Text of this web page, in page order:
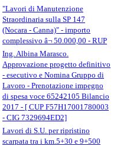
"Lavori di Manutenzione
Straordinaria sulla SP 147
(Nocara - Canna)" - importo
complessivo â¬ 50.000,00 - RUP
Ing. Albina Marasco.
Approvazione progetto definitivo
- esecutivo e Nomina Gruppo di
Lavoro - Prenotazione impegno
di spesa voce 65242105 Bilancio
2017 - [ CUP F57H17001780003
- CIG 7329694ED2]
Lavori di S.U. per ripristino
scarpata tra i km.5+30 e 9+500